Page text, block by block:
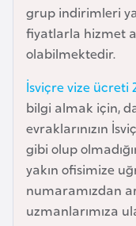
grup indirimleri
fiyatlarla hizmet
olabilmektedir.
İsviçre vize ücreti
bilgi almak için,
evraklarınızın
gibi olup
yakın ofisimize
numaramızdan
uzmanlarımıza
i
a
n
B
u
r
k